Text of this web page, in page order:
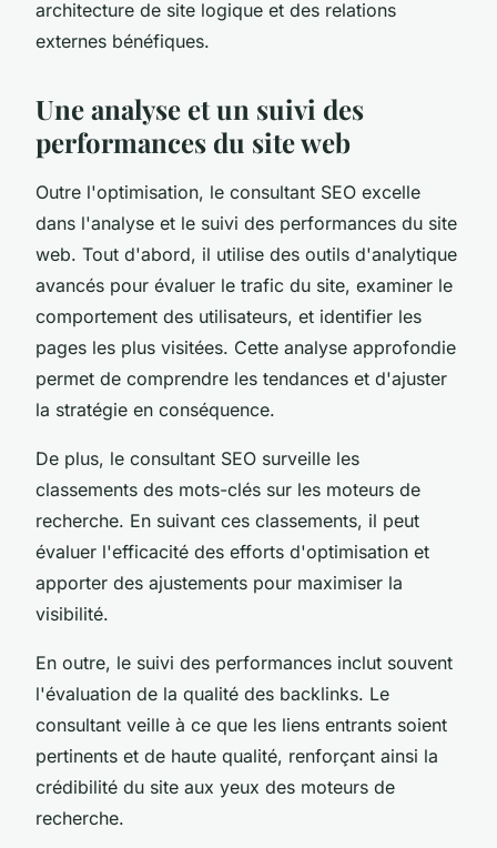
architecture de site logique et des relations
externes bénéfiques.
Une analyse et un suivi des
performances du site web
Outre l'optimisation, le consultant SEO excelle
dans l'analyse et le suivi des performances du site
web. Tout d'abord, il utilise des outils d'analytique
avancés pour évaluer le trafic du site, examiner le
comportement des utilisateurs, et identifier les
pages les plus visitées. Cette analyse approfondie
permet de comprendre les tendances et d'ajuster
la stratégie en conséquence.
De plus, le consultant SEO surveille les
classements des mots-clés sur les moteurs de
recherche. En suivant ces classements, il peut
évaluer l'efficacité des efforts d'optimisation et
apporter des ajustements pour maximiser la
visibilité.
En outre, le suivi des performances inclut souvent
l'évaluation de la qualité des backlinks. Le
consultant veille à ce que les liens entrants soient
pertinents et de haute qualité, renforçant ainsi la
crédibilité du site aux yeux des moteurs de
recherche.